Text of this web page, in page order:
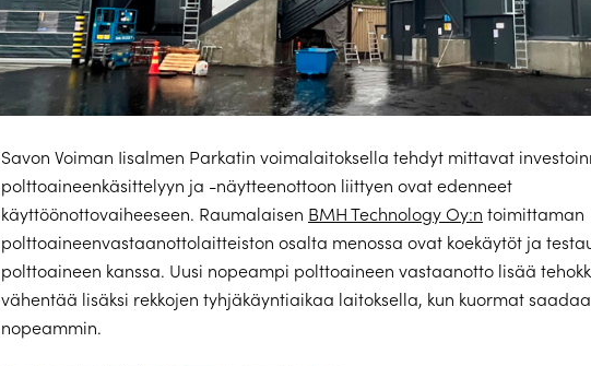
Savon Voiman Iisalmen Parkatin voimalaitoksella tehdyt mittavat
polttoaineenkäsittelyyn ja -näytteenottoon liittyen ovat edenneet
käyttöönottovaiheeseen. Raumalaisen BMH Technology Oy:n toimittaman
polttoaineenvastaanottolaitteiston osalta menossa ovat koekäytöt ja
polttoaineen kanssa. Uusi nopeampi polttoaineen vastaanotto lisää
vähentää lisäksi rekkojen tyhjäkäyntiaikaa laitoksella, kun kuormat
nopeammin.